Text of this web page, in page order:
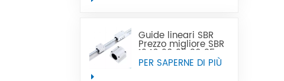
Guide lineari SBR
Prezzo migliore SBR
12 16 20 25 30 35
40 50 guida lineare
PER SAPERNE DI PIÙ